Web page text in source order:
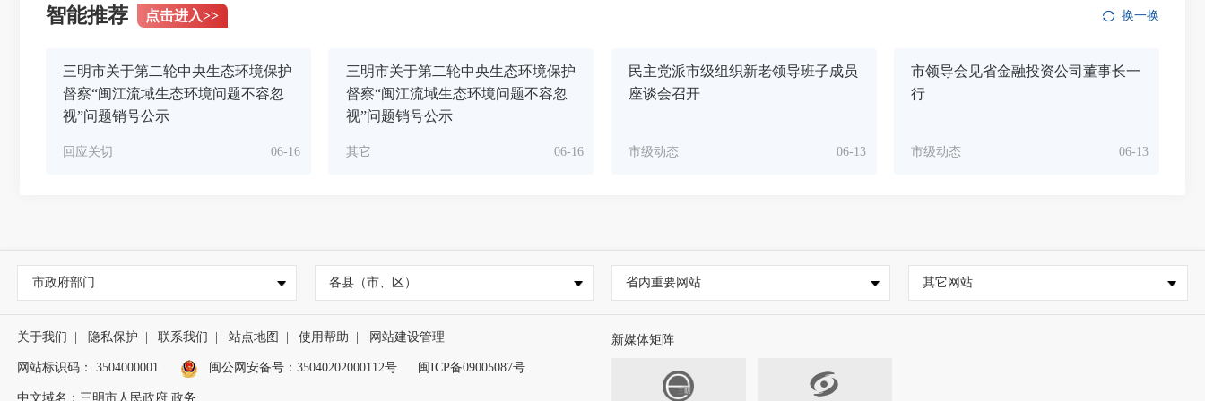
智能推荐 点击进入>> 换一换
三明市关于第二轮中央生态环境保护
督察“闽江流域生态环境问题不容忽
视”问题销号公示
06-16
回应关切
三明市关于第二轮中央生态环境保护
督察“闽江流域生态环境问题不容忽
视”问题销号公示
06-16
其它
民主党派市级组织新老领导班子成员
座谈会召开
06-13
市级动态
市领导会见省金融投资公司董事长一
行
06-13
市级动态
市政府部门 各县（市、区） 省内重要网站 其它网站
关于我们 隐私保护 联系我们 站点地图 使用帮助 网站建设管理
网站标识码： 3504000001 闽公网安备号： 35040202000112号 闽ICP备09005087号
中文域名：三明市人民政府.政务
新媒体矩阵